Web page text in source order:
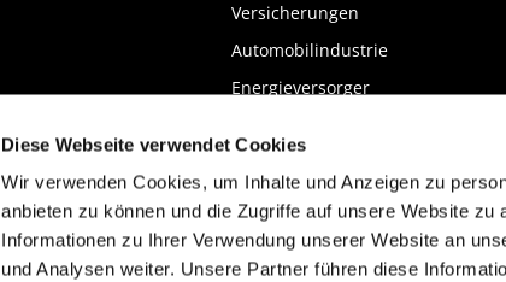
Diese Webseite verwendet Cookies
Wir verwenden Cookies, um Inhalte und Anzeigen zu
anbieten zu können und die Zugriffe auf unsere Website zu
Informationen zu Ihrer Verwendung unserer Website an
und Analysen weiter. Unsere Partner führen diese
Versicherungen
Automobilindustrie
Energieversorger